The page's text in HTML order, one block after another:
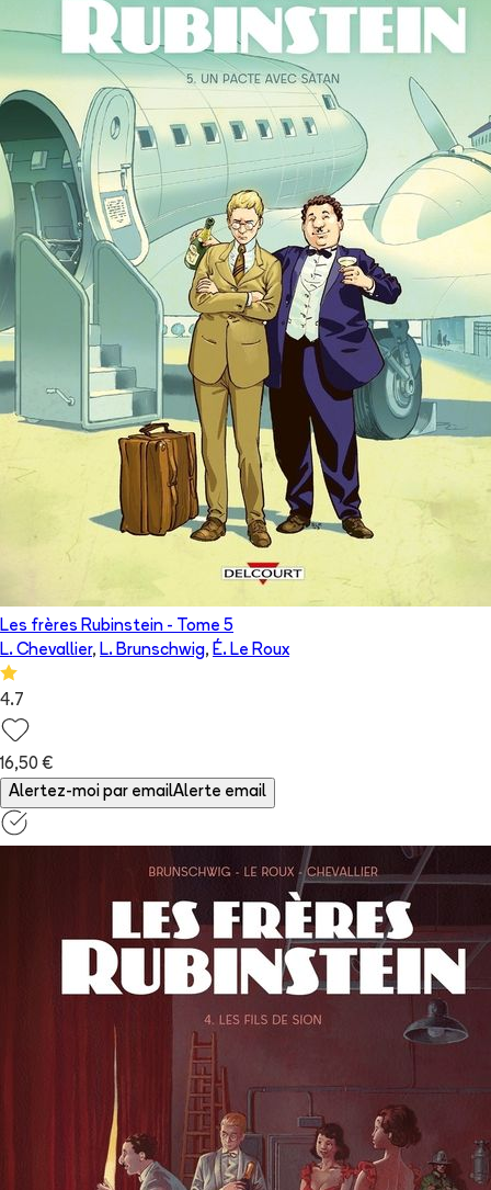
Les frères Rubinstein - Tome 5
L. Chevallier, L. Brunschwig, É. Le Roux
4.7
16,50 €
Alertez-moi par emailAlerte email